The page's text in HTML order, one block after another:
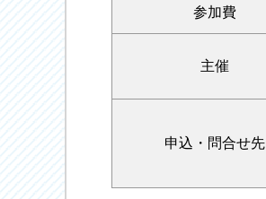
参加費
主催
申込・ 問合せ先